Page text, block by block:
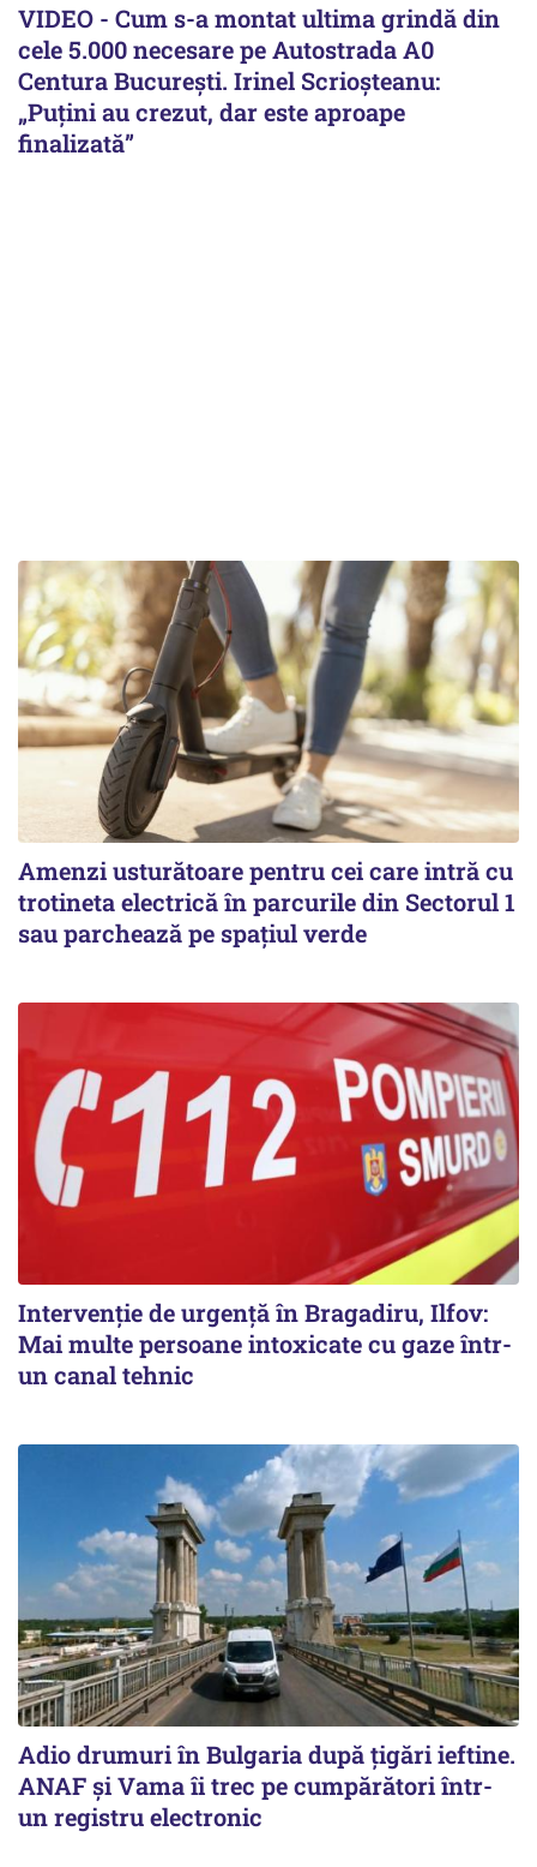
VIDEO - Cum s-a montat ultima grindă din
cele 5.000 necesare pe Autostrada A0
Centura București. Irinel Scrioșteanu:
„Puțini au crezut, dar este aproape
finalizată”
Amenzi usturătoare pentru cei care intră cu
trotineta electrică în parcurile din Sectorul 1
sau parchează pe spațiul verde
Intervenție de urgență în Bragadiru, Ilfov:
Mai multe persoane intoxicate cu gaze într-
un canal tehnic
Adio drumuri în Bulgaria după țigări ieftine.
ANAF și Vama îi trec pe cumpărători într-
un registru electronic